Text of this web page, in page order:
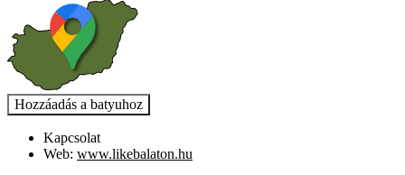
Kapcsolat
Web: www.likebalaton.hu